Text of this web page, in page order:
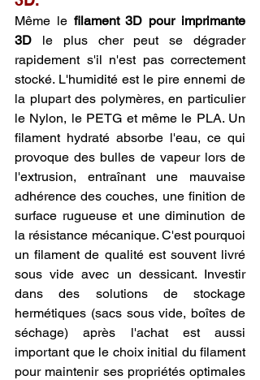
Même le filament 3D pour imprimante
3D le plus cher peut se dégrader
rapidement s'il n'est pas correctement
stocké. L'humidité est le pire ennemi de
la plupart des polymères, en particulier
le Nylon, le PETG et même le PLA. Un
filament hydraté absorbe l'eau, ce qui
provoque des bulles de vapeur lors de
l'extrusion, entraînant une mauvaise
adhérence des couches, une finition de
surface rugueuse et une diminution de
la résistance mécanique. C'est pourquoi
un filament de qualité est souvent livré
sous vide avec un dessicant. Investir
dans des solutions de stockage
hermétiques (sacs sous vide, boîtes de
séchage) après l'achat est aussi
important que le choix initial du filament
pour maintenir ses propriétés optimales